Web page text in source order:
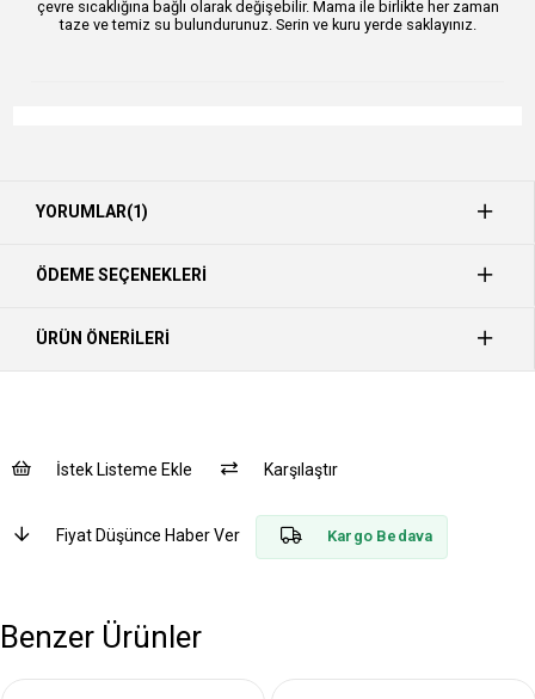
çevre sıcaklığına bağlı olarak değişebilir. Mama ile birlikte her zaman
taze ve temiz su bulundurunuz. Serin ve kuru yerde saklayınız.
YORUMLAR(1)
ÖDEME SEÇENEKLERI
ÜRÜN ÖNERILERI
İstek Listeme Ekle Karşılaştır
Fiyat Düşünce Haber Ver Kargo Bedava
Benzer Ürünler